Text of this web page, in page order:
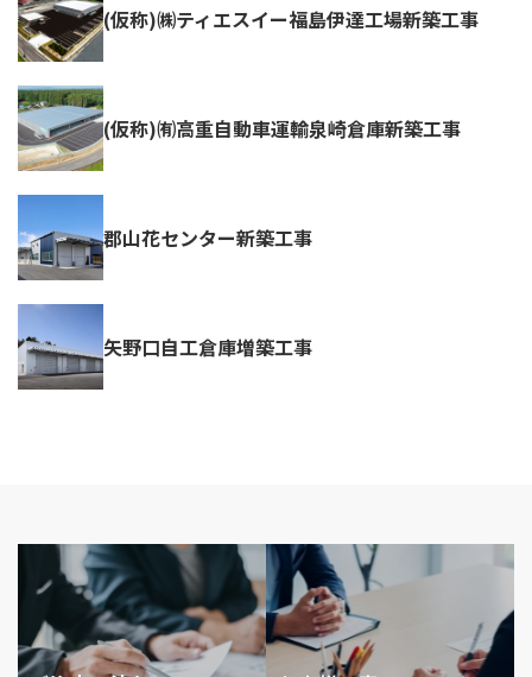
(仮称)㈱ティエスイー福島伊達工場新築工事
(仮称)㈲高重自動車運輸泉崎倉庫新築工事
郡山花センター新築工事
矢野口自工倉庫増築工事